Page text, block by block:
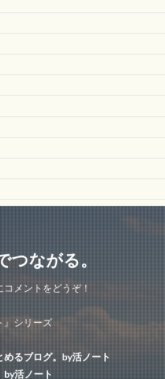
つながる。
コメントをどうぞ！
』シリーズ
めるブログ。by活ノート
by活ノート